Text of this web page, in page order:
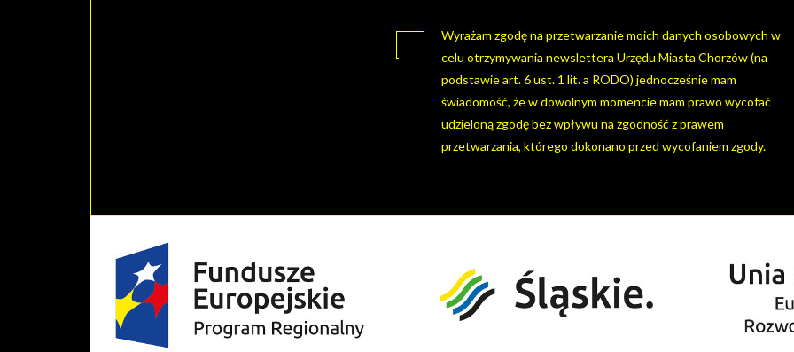
Wyrażam zgodę na przetwarzanie moich danych osobowych w
celu otrzymywania newslettera Urzędu Miasta Chorzów (na
podstawie art. 6 ust. 1 lit. a RODO) jednocześnie mam
świadomość, że w dowolnym momencie mam prawo wycofać
udzieloną zgodę bez wpływu na zgodność z prawem
przetwarzania, którego dokonano przed wycofaniem zgody.